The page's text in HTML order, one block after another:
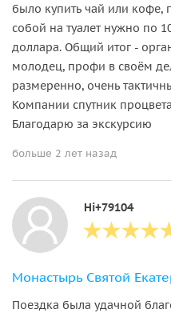
было купить чай или кофе,
собой на туалет нужно по
доллара. Общий итог -
молодец, профи в своём
размеренно, очень
Компании спутник
Благодарю за экскурсию
больше 2 лет назад
Hi+79104
Поездка была удачной